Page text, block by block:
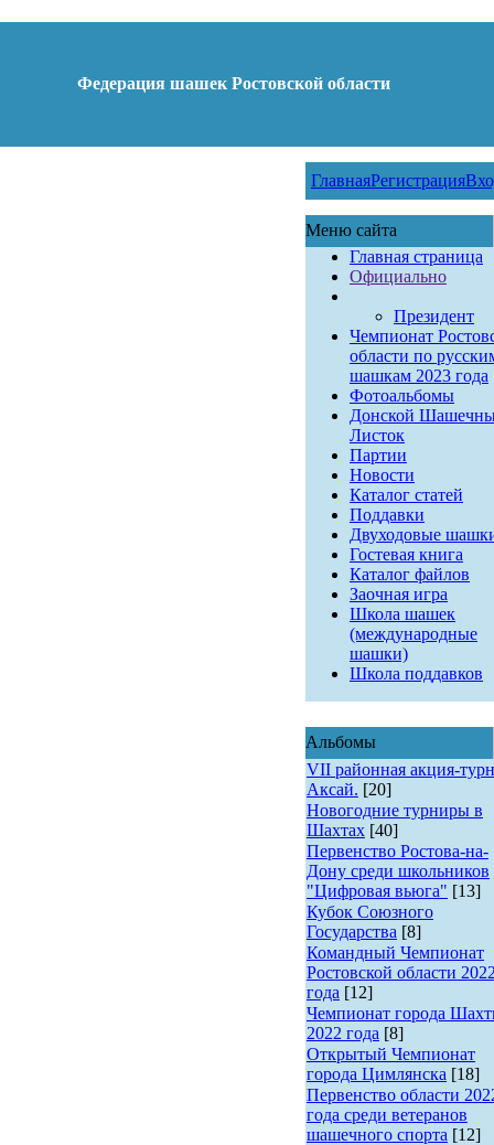
Федерация шашек Ростовской области
ГлавнаяРегистрация
Меню сайта
Главная страница
Официально
Президент
Чемпионат
области по
шашкам 2023 года
Фотоальбомы
Донской
Листок
Партии
Новости
Каталог статей
Поддавки
Двуходовые
Гостевая книга
Каталог файлов
Заочная игра
Школа шашек
(международные
шашки)
Школа поддавков
Альбомы
VII районная акция-
Аксай. [20]
Новогодние турниры в
Шахтах [40]
Первенство Ростова-на-
Дону среди школьников
"Цифровая вьюга" [13]
Кубок Союзного
Государства [8]
Командный Чемпионат
Ростовской области 2022
года [12]
Чемпионат города
2022 года [8]
Открытый Чемпионат
города Цимлянска [18]
Первенство области
года среди ветеранов
шашечного спорта [12]